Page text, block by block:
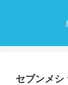
セブンメシ